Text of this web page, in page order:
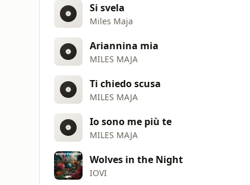
Si svela
Miles Maja
Ariannina mia
MILES MAJA
Ti chiedo scusa
MILES MAJA
Io sono me più te
MILES MAJA
Wolves in the Night
IOVI